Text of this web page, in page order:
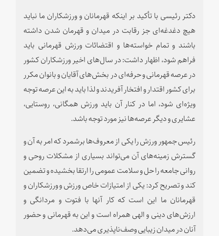
دکتر رئیسی با تأکید بر اینکه قهرمانان و ورزشکاران ما نباید
هیچ دغدغه‌ای جز رقابت در میدان و قهرمان شدن داشته
باشند و تمام خواسته‌ها و اقتضائات ورزش قهرمانی باید
فراهم شود، اظهار داشت: در سال‌های اخیر ورزشکاران کشور
در عرصه قهرمانی و حرفه‌ای در بخش‌های آقایان و بانوان مکرر
برای کشور اقتدار و افتخار آفریدند و لذا باید به این عرصه توجه
ویژه‌ای شود، اما در کنار آن باید ورزش همگانی، روستایی،
عشایری و دیگر عرصه‌ها نیز مورد توجه باشد.
رئیس جمهور ورزش را یکی از معروف‌ها برشمرد که امر به آن و
گسترش زمینه‌های آن می‌تواند بسیاری از مشکلات روحی و
روانی جامعه را حل و سلامت عمومی را ارتقا بخشیده و تضمین
کند و تصریح کرد: یکی از امتیازات خاص ورزش و ورزشکاران و
قهرمانان ما این است که کار آنها با فتوت و مردانگی و
ارزش‌های دینی و الهی همراه است و این به قهرمانی و حضور
آنان در میدان زیبایی وصف‌ناپذیری می‌دهد.